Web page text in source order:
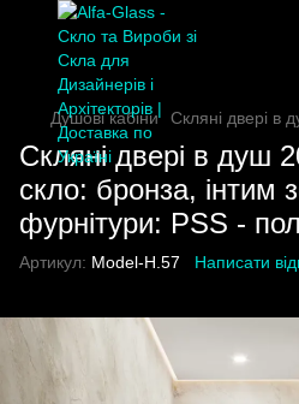
Душові кабіни Скляні двері в
Скляні двері в душ
скло: бронза, інтим
фурнітури: PSS -
Артикул: Model-H.57 Написати